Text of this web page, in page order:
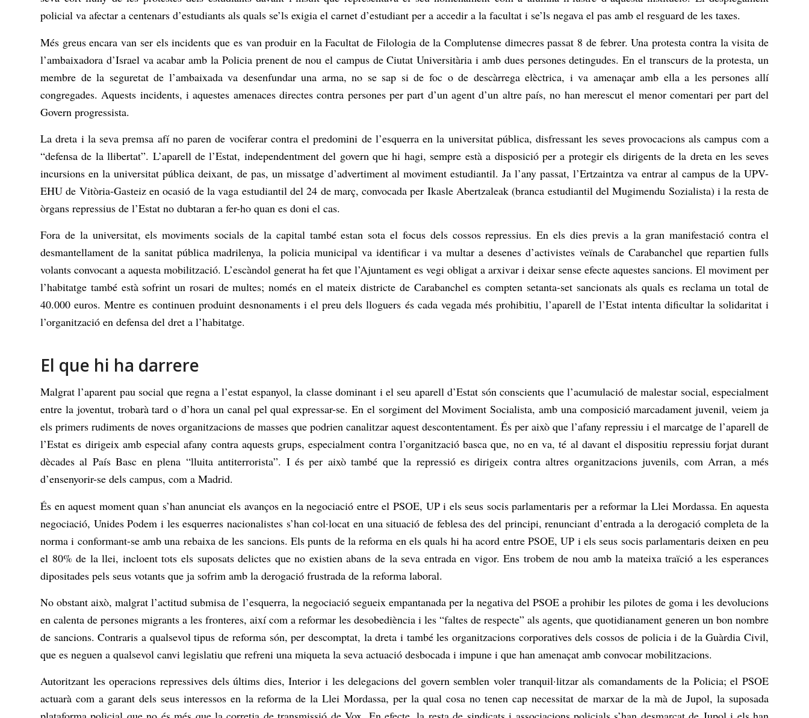
policial va afectar a centenars d’estudiants als quals se’ls exigia el carnet d’estudiant per a accedir a la facultat i se’ls negava el pas amb el resguard de les taxes.
Més greus encara van ser els incidents que es van produir en la Facultat de Filologia de la Complutense dimecres passat 8 de febrer. Una protesta contra la visita de
l’ambaixadora d’Israel va acabar amb la Policia prenent de nou el campus de Ciutat Universitària i amb dues persones detingudes. En el transcurs de la protesta, un
membre de la seguretat de l’ambaixada va desenfundar una arma, no se sap si de foc o de descàrrega elèctrica, i va amenaçar amb ella a les persones allí
congregades. Aquests incidents, i aquestes amenaces directes contra persones per part d’un agent d’un altre país, no han merescut el menor comentari per part del
Govern progressista.
La dreta i la seva premsa afí no paren de vociferar contra el predomini de l’esquerra en la universitat pública, disfressant les seves provocacions als campus com a
“defensa de la llibertat”. L’aparell de l’Estat, independentment del govern que hi hagi, sempre està a disposició per a protegir els dirigents de la dreta en les seves
incursions en la universitat pública deixant, de pas, un missatge d’advertiment al moviment estudiantil. Ja l’any passat, l’Ertzaintza va entrar al campus de la UPV-
EHU de Vitòria-Gasteiz en ocasió de la vaga estudiantil del 24 de març, convocada per Ikasle Abertzaleak (branca estudiantil del Mugimendu Sozialista) i la resta de
òrgans repressius de l’Estat no dubtaran a fer-ho quan es doni el cas.
Fora de la universitat, els moviments socials de la capital també estan sota el focus dels cossos repressius. En els dies previs a la gran manifestació contra el
desmantellament de la sanitat pública madrilenya, la policia municipal va identificar i va multar a desenes d’activistes veïnals de Carabanchel que repartien fulls
volants convocant a aquesta mobilització. L’escàndol generat ha fet que l’Ajuntament es vegi obligat a arxivar i deixar sense efecte aquestes sancions. El moviment per
l’habitatge també està sofrint un rosari de multes; només en el mateix districte de Carabanchel es compten setanta-set sancionats als quals es reclama un total de
40.000 euros. Mentre es continuen produint desnonaments i el preu dels lloguers és cada vegada més prohibitiu, l’aparell de l’Estat intenta dificultar la solidaritat i
l’organització en defensa del dret a l’habitatge.
El que hi ha darrere
Malgrat l’aparent pau social que regna a l’estat espanyol, la classe dominant i el seu aparell d’Estat són conscients que l’acumulació de malestar social, especialment
entre la joventut, trobarà tard o d’hora un canal pel qual expressar-se. En el sorgiment del Moviment Socialista, amb una composició marcadament juvenil, veiem ja
els primers rudiments de noves organitzacions de masses que podrien canalitzar aquest descontentament. És per això que l’afany repressiu i el marcatge de l’aparell de
l’Estat es dirigeix amb especial afany contra aquests grups, especialment contra l’organització basca que, no en va, té al davant el dispositiu repressiu forjat durant
dècades al País Basc en plena “lluita antiterrorista”. I és per això també que la repressió es dirigeix contra altres organitzacions juvenils, com Arran, a més
d’ensenyorir-se dels campus, com a Madrid.
És en aquest moment quan s’han anunciat els avanços en la negociació entre el PSOE, UP i els seus socis parlamentaris per a reformar la Llei Mordassa. En aquesta
negociació, Unides Podem i les esquerres nacionalistes s’han col·locat en una situació de feblesa des del principi, renunciant d’entrada a la derogació completa de la
norma i conformant-se amb una rebaixa de les sancions. Els punts de la reforma en els quals hi ha acord entre PSOE, UP i els seus socis parlamentaris deixen en peu
el 80% de la llei, incloent tots els suposats delictes que no existien abans de la seva entrada en vigor. Ens trobem de nou amb la mateixa traïció a les esperances
dipositades pels seus votants que ja sofrim amb la derogació frustrada de la reforma laboral.
No obstant això, malgrat l’actitud submisa de l’esquerra, la negociació segueix empantanada per la negativa del PSOE a prohibir les pilotes de goma i les devolucions
en calenta de persones migrants a les fronteres, així com a reformar les desobediència i les “faltes de respecte” als agents, que quotidianament generen un bon nombre
de sancions. Contraris a qualsevol tipus de reforma són, per descomptat, la dreta i també les organitzacions corporatives dels cossos de policia i de la Guàrdia Civil,
que es neguen a qualsevol canvi legislatiu que refreni una miqueta la seva actuació desbocada i impune i que han amenaçat amb convocar mobilitzacions.
Autoritzant les operacions repressives dels últims dies, Interior i les delegacions del govern semblen voler tranquil·litzar als comandaments de la Policia; el PSOE
actuarà com a garant dels seus interessos en la reforma de la Llei Mordassa, per la qual cosa no tenen cap necessitat de marxar de la mà de Jupol, la suposada